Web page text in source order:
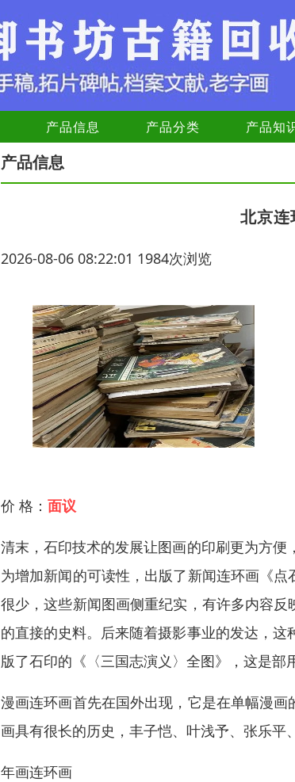
产品信息 产品分类 产品知
产品信息
北京连
2026-08-06 08:22:01 1984次浏览
价 格： 面议
清末，石印技术的发展让图画的印刷更为方
为增加新闻的可读性，出版了新闻连环画《
很少，这些新闻图画侧重纪实，有许多内容
的直接的史料。后来随着摄影事业的发达，
版了石印的《〈三国志演义〉全图》，这是部
漫画连环画首先在国外出现，它是在单幅漫
画具有很长的历史，丰子恺、叶浅予、张乐平
年画连环画